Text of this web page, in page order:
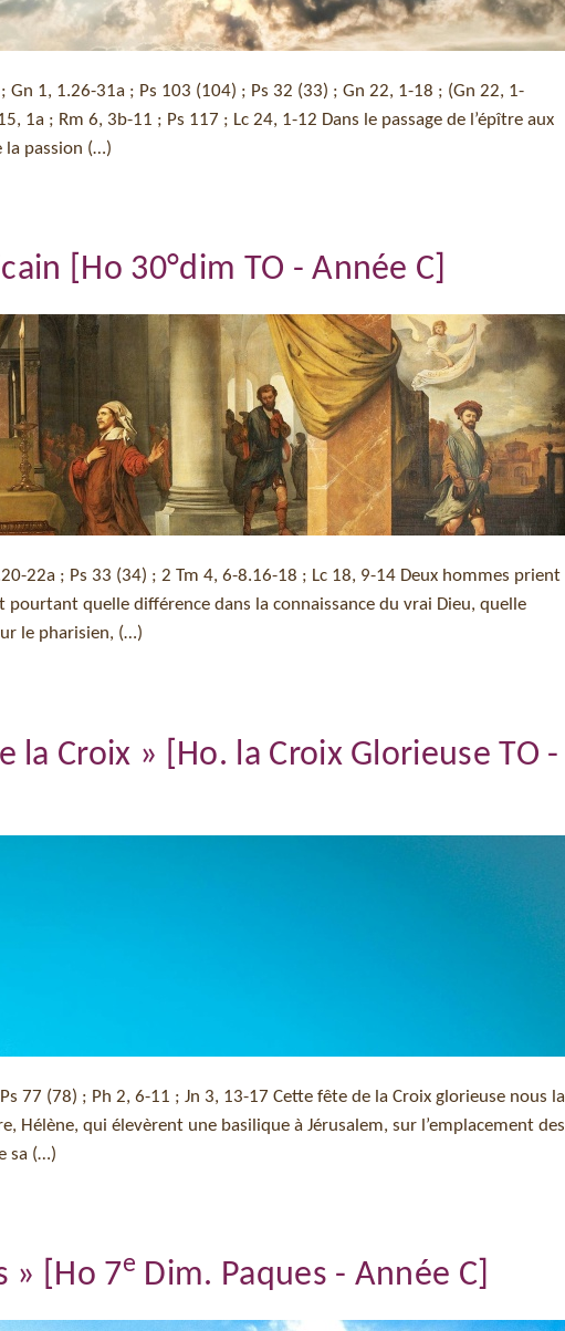
Gn 1, 1.26-31a ; Ps 103 (104) ; Ps 32 (33) ; Gn 22, 1-18 ; (Gn 22, 1-
1a ; Rm 6, 3b-11 ; Ps 117 ; Lc 24, 1-12 Dans le passage de l’épître aux
la passion (…)
[Ho 30°dim TO - Année C]
22a ; Ps 33 (34) ; 2 Tm 4, 6-8.16-18 ; Lc 18, 9-14 Deux hommes prient
pourtant quelle différence dans la connaissance du vrai Dieu, quelle
le pharisien, (…)
la Croix » [Ho. la Croix Glorieuse TO -
77 (78) ; Ph 2, 6-11 ; Jn 3, 13-17 Cette fête de la Croix glorieuse nous la
Hélène, qui élevèrent une basilique à Jérusalem, sur l’emplacement des
sa (…)
» [Ho 7e Dim. Paques - Année C]